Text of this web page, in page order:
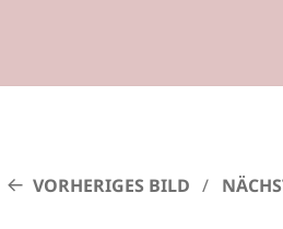
VORHERIGES BILD